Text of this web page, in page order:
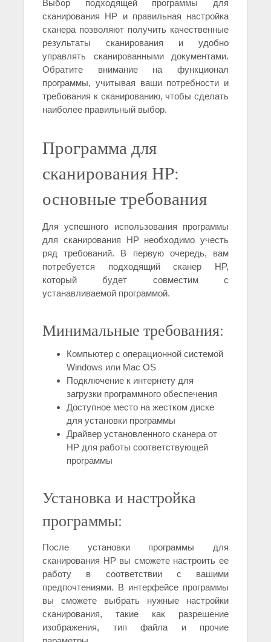
Выбор подходящей программы для
сканирования HP и правильная настройка
сканера позволяют получить качественные
результаты сканирования и удобно
управлять сканированными документами.
Обратите внимание на функционал
программы, учитывая ваши потребности и
требования к сканированию, чтобы сделать
наиболее правильный выбор.
Программа для
сканирования HP:
основные требования
Для успешного использования программы
для сканирования HP необходимо учесть
ряд требований. В первую очередь, вам
потребуется подходящий сканер HP,
который будет совместим с
устанавливаемой программой.
Минимальные требования:
Компьютер с операционной системой
Windows или Mac OS
Подключение к интернету для
загрузки программного обеспечения
Доступное место на жестком диске
для установки программы
Драйвер установленного сканера от
HP для работы соответствующей
программы
Установка и настройка
программы:
После установки программы для
сканирования HP вы сможете настроить ее
работу в соответствии с вашими
предпочтениями. В интерфейсе программы
вы сможете выбрать нужные настройки
сканирования, такие как разрешение
изображения, тип файла и прочие